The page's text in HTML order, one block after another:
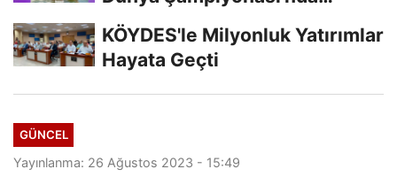
Türkiye'yi...
KÖYDES'le Milyonluk Yatırımlar
Hayata Geçti
GÜNCEL
Yayınlanma: 26 Ağustos 2023 - 15:49